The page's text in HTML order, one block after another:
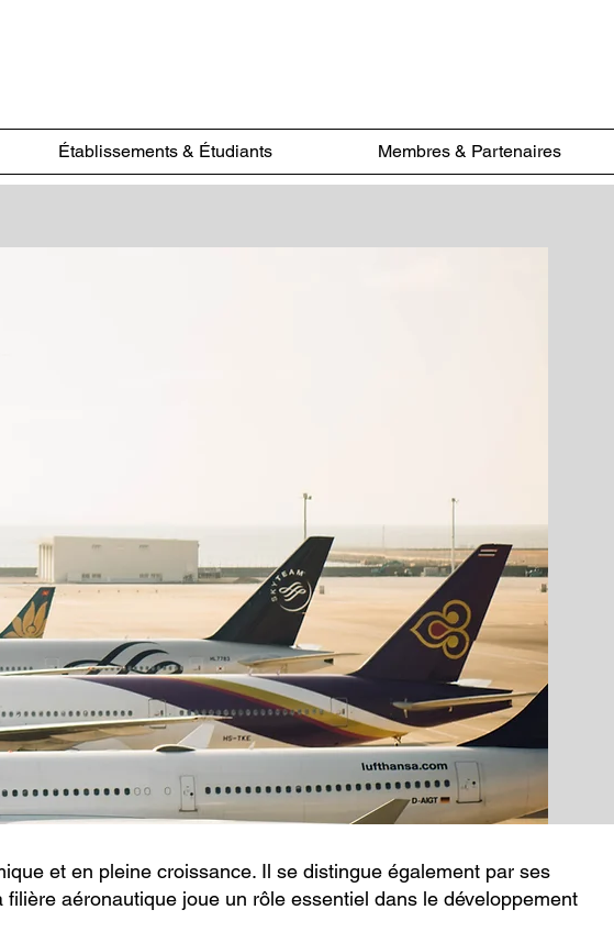
Établissements & Étudiants Membres & Partenaires
et en pleine croissance. Il se distingue également par ses
aéronautique joue un rôle essentiel dans le développement